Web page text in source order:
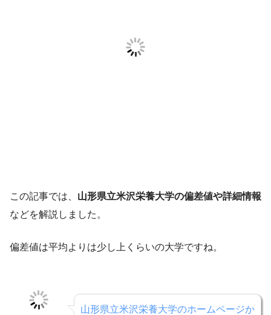
この記事では、 山形県立米沢栄養大学の偏差値や詳細情報
などを解説しました。
偏差値は平均よりは少し上くらいの大学ですね。
山形県立米沢栄養大学のホームページか